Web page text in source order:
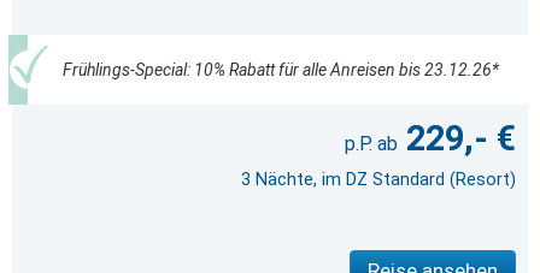
Frühlings-Special: 10% Rabatt für alle Anreisen bis 23.12.26*
229,- €
3 Nächte, im DZ Standard (Resort)